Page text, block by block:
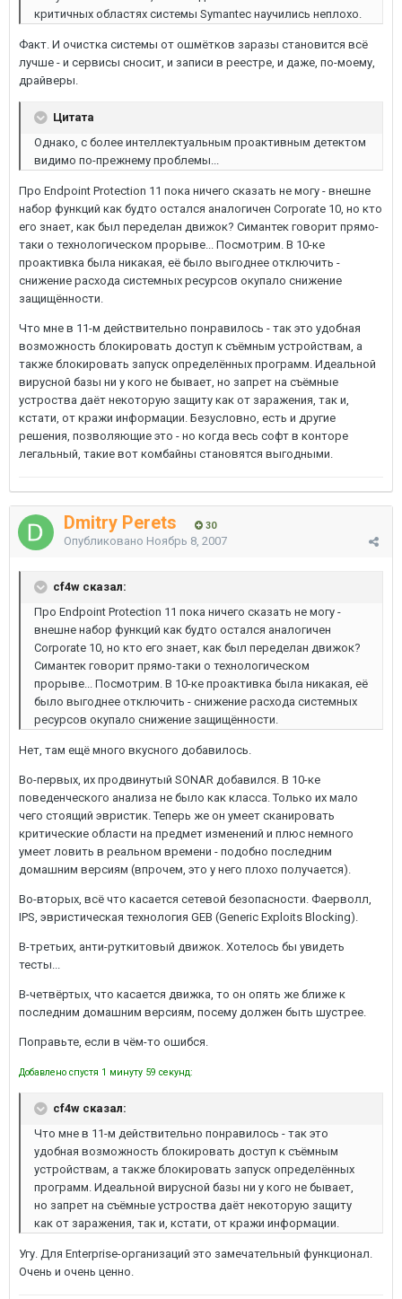
критичных областях системы Symantec научились неплохо.
Факт. И очистка системы от ошмётков заразы становится всё
лучше - и сервисы сносит, и записи в реестре, и даже, по-моему,
драйверы.
Цитата
Однако, с более интеллектуальным проактивным детектом
видимо по-прежнему проблемы...
Про Endpoint Protection 11 пока ничего сказать не могу - внешне
набор функций как будто остался аналогичен Corporate 10, но кто
его знает, как был переделан движок? Симантек говорит прямо-
таки о технологическом прорыве... Посмотрим. В 10-ке
проактивка была никакая, её было выгоднее отключить -
снижение расхода системных ресурсов окупало снижение
защищённости.
Что мне в 11-м действительно понравилось - так это удобная
возможность блокировать доступ к съёмным устройствам, а
также блокировать запуск определённых программ. Идеальной
вирусной базы ни у кого не бывает, но запрет на съёмные
устроства даёт некоторую защиту как от заражения, так и,
кстати, от кражи информации. Безусловно, есть и другие
решения, позволяющие это - но когда весь софт в конторе
легальный, такие вот комбайны становятся выгодными.
Dmitry Perets 30
Опубликовано Ноябрь 8, 2007
cf4w сказал:
Про Endpoint Protection 11 пока ничего сказать не могу -
внешне набор функций как будто остался аналогичен
Corporate 10, но кто его знает, как был переделан движок?
Симантек говорит прямо-таки о технологическом
прорыве... Посмотрим. В 10-ке проактивка была никакая, её
было выгоднее отключить - снижение расхода системных
ресурсов окупало снижение защищённости.
Нет, там ещё много вкусного добавилось.
Во-первых, их продвинутый SONAR добавился. В 10-ке
поведенческого анализа не было как класса. Только их мало
чего стоящий эвристик. Теперь же он умеет сканировать
критические области на предмет изменений и плюс немного
умеет ловить в реальном времени - подобно последним
домашним версиям (впрочем, это у него плохо получается).
Во-вторых, всё что касается сетевой безопасности. Фаерволл,
IPS, эвристическая технология GEB (Generic Exploits Blocking).
В-третьих, анти-руткитовый движок. Хотелось бы увидеть
тесты...
В-четвёртых, что касается движка, то он опять же ближе к
последним домашним версиям, посему должен быть шустрее.
Поправьте, если в чём-то ошибся.
Добавлено спустя 1 минуту 59 секунд:
cf4w сказал:
Что мне в 11-м действительно понравилось - так это
удобная возможность блокировать доступ к съёмным
устройствам, а также блокировать запуск определённых
программ. Идеальной вирусной базы ни у кого не бывает,
но запрет на съёмные устроства даёт некоторую защиту
как от заражения, так и, кстати, от кражи информации.
Угу. Для Enterprise-организаций это замечательный функционал.
Очень и очень ценно.